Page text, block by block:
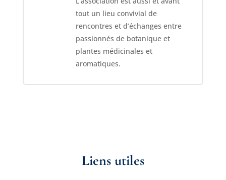
tout un lieu convivial de
rencontres et d’échanges entre
passionnés de botanique et
plantes médicinales et
aromatiques.
Liens utiles